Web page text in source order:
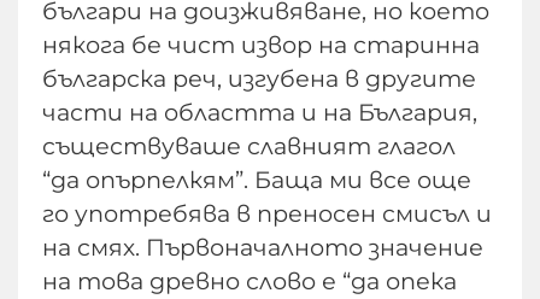
българи на доизживяване, но което
някога бе чист извор на старинна
българска реч, изгубена в другите
части на областта и на България,
съществуваше славният глагол
“да опърпелкям”. Баща ми все още
го употребява в преносен смисъл и
на смях. Първоначалното значение
на това древно слово е “да опека